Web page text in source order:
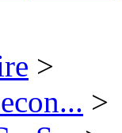
>
>